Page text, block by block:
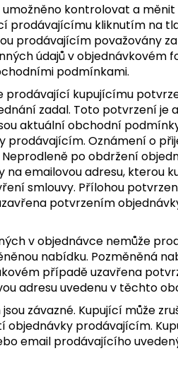
kontrolovat a
prodávajícímu kliknutím na
prodávajícím považovány
údajů v objednávkovém
podmínkami.
prodávající kupujícímu
zadal. Toto potvrzení je
aktuální obchodní
prodávajícím. Oznámení o
po obdržení
emailovou adresu, kterou
smlouvy. Přílohou
potvrzením
v objednávce nemůže
nabídku. Pozměněná
případě uzavřena
adresu uvedenu v těchto
závazné. Kupující může
prodávajícím.
email prodávajícího